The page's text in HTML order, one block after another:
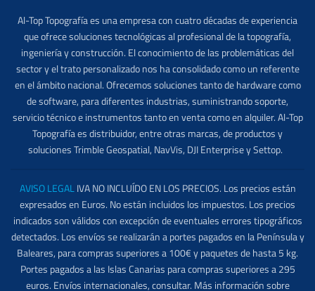
Al-Top Topografía es una empresa con cuatro décadas de experiencia
que ofrece soluciones tecnológicas al profesional de la topografía,
ingeniería y construcción. El conocimiento de las problemáticas del
sector y el trato personalizado nos ha consolidado como un referente
en el ámbito nacional. Ofrecemos soluciones tanto de hardware como
de software, para diferentes industrias, suministrando soporte,
servicio técnico e instrumentos tanto en venta como en alquiler. Al-Top
Topografía es distribuidor, entre otras marcas, de productos y
soluciones Trimble Geospatial, NavVis, DJI Enterprise y Settop.
AVISO LEGALIVA NO INCLUÍDO EN LOS PRECIOS. Los precios están
expresados en Euros. No están incluidos los impuestos. Los precios
indicados son válidos con excepción de eventuales errores tipográficos
detectados. Los envíos se realizarán a portes pagados en la Península y
Baleares, para compras superiores a 100€ y paquetes de hasta 5 kg.
Portes pagados a las Islas Canarias para compras superiores a 295
euros. Envíos internacionales, consultar. Más información sobre